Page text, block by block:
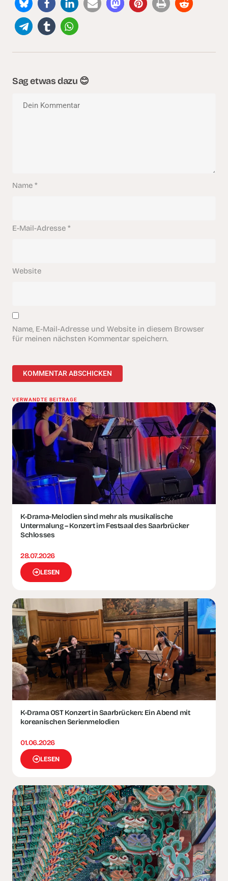
Sag etwas dazu 😊
Name *
E-Mail-Adresse *
Website
Name, E-Mail-Adresse und Website in diesem Browser
für meinen nächsten Kommentar speichern.
VERWANDTE BEITRÄGE
K-Drama-Melodien sind mehr als musikalische
Untermalung – Konzert im Festsaal des Saarbrücker
Schlosses
28.07.2026
LESEN
K-Drama OST Konzert in Saarbrücken: Ein Abend mit
koreanischen Serienmelodien
01.06.2026
LESEN